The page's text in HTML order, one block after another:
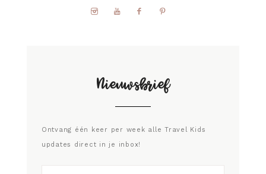
Nieuwsbrief
Ontvang één keer per week alle Travel Kids
updates direct in je inbox!